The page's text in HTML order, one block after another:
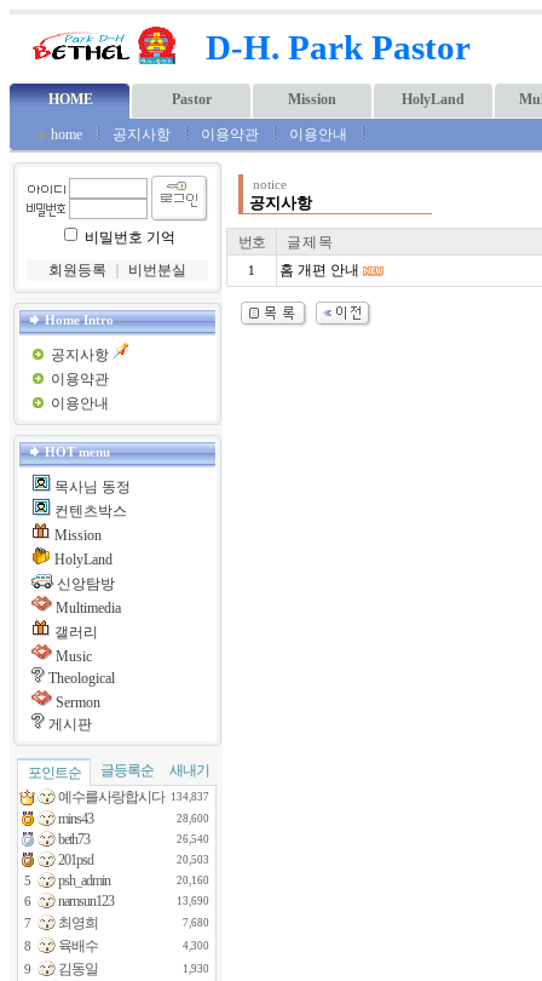
D-H. Park Pastor
HOME Pastor Mission HolyLand
◈ home 공지사항 이용약관 이용안내
비밀번호 기억
회원등록
비번분실
Home Intro
공지사항
이용약관
이용안내
HOT menu
목사님 동정
컨텐츠박스
Mission
HolyLand
신앙탐방
Multimedia
갤러리
Music
Theological
Sermon
게시판
포인트순 글등록순
새내기
예수를사랑합시다 134,837
mins43 28,600
beth73 26,540
201psd 20,503
5 psh_admin 20,160
6 namsun123 13,690
7 최영희 7,680
8 육배수 4,300
9 김동일 1,930
notice
공지사항
번호 글 제 목
1 홈 개편 안내